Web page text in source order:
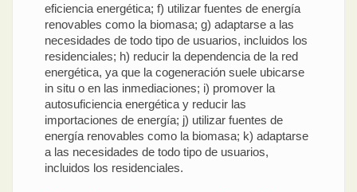
eficiencia energética; f) utilizar fuentes de energía
renovables como la biomasa; g) adaptarse a las
necesidades de todo tipo de usuarios, incluidos los
residenciales; h) reducir la dependencia de la red
energética, ya que la cogeneración suele ubicarse
in situ o en las inmediaciones; i) promover la
autosuficiencia energética y reducir las
importaciones de energía; j) utilizar fuentes de
energía renovables como la biomasa; k) adaptarse
a las necesidades de todo tipo de usuarios,
incluidos los residenciales.